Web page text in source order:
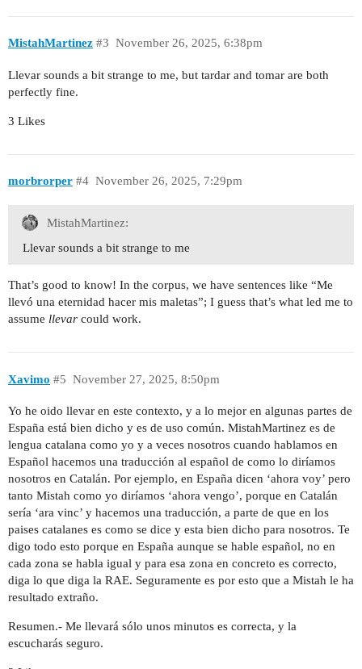
MistahMartinez November 26, 2025, 6:38pm
#3
Llevar sounds a bit strange to me, but tardar and tomar are both
perfectly fine.
3 Likes
morbrorper November 26, 2025, 7:29pm
#4
MistahMartinez:
Llevar sounds a bit strange to me
That’s good to know! In the corpus, we have sentences like “Me
llevó una eternidad hacer mis maletas”; I guess that’s what led me to
assume llevar could work.
Xavimo November 27, 2025, 8:50pm
#5
Yo he oido llevar en este contexto, y a lo mejor en algunas partes de
España está bien dicho y es de uso común. MistahMartinez es de
lengua catalana como yo y a veces nosotros cuando hablamos en
Español hacemos una traducción al español de como lo diríamos
nosotros en Catalán. Por ejemplo, en España dicen ‘ahora voy’ pero
tanto Mistah como yo diríamos ‘ahora vengo’, porque en Catalán
sería ‘ara vinc’ y hacemos una traducción, a parte de que en los
paises catalanes es como se dice y esta bien dicho para nosotros. Te
digo todo esto porque en España aunque se hable español, no en
cada zona se habla igual y para esa zona en concreto es correcto,
diga lo que diga la RAE. Seguramente es por esto que a Mistah le ha
resultado extraño.
Resumen.- Me llevará sólo unos minutos es correcta, y la
escucharás seguro.